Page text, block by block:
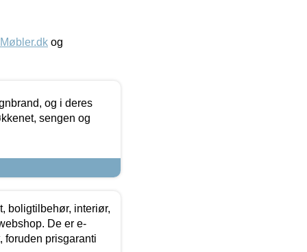
og
og i deres
sengen og
boligtilbehør, interiør,
De er e-
foruden prisgaranti